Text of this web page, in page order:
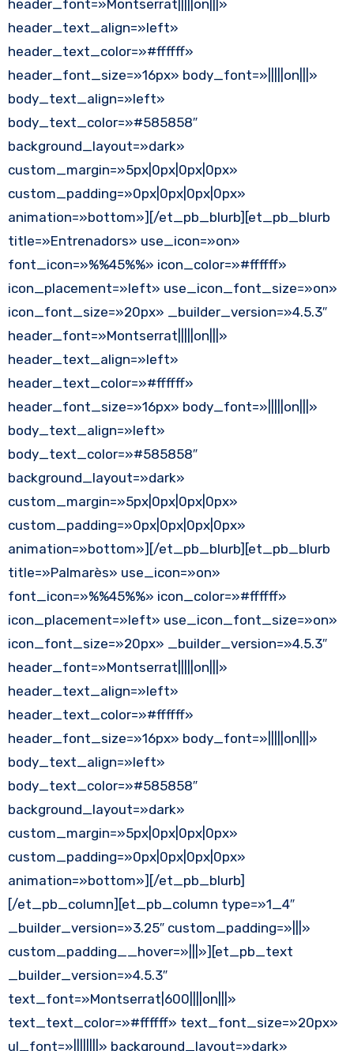
header_font=»Montserrat|||||on|||»
header_text_align=»left»
header_text_color=»#ffffff»
header_font_size=»16px» body_font=»|||||on|||»
body_text_align=»left»
body_text_color=»#585858″
background_layout=»dark»
custom_margin=»5px|0px|0px|0px»
custom_padding=»0px|0px|0px|0px»
animation=»bottom»][/et_pb_blurb][et_pb_blurb
title=»Entrenadors» use_icon=»on»
font_icon=»%%45%%» icon_color=»#ffffff»
icon_placement=»left» use_icon_font_size=»on»
icon_font_size=»20px» _builder_version=»4.5.3″
header_font=»Montserrat|||||on|||»
header_text_align=»left»
header_text_color=»#ffffff»
header_font_size=»16px» body_font=»|||||on|||»
body_text_align=»left»
body_text_color=»#585858″
background_layout=»dark»
custom_margin=»5px|0px|0px|0px»
custom_padding=»0px|0px|0px|0px»
animation=»bottom»][/et_pb_blurb][et_pb_blurb
title=»Palmarès» use_icon=»on»
font_icon=»%%45%%» icon_color=»#ffffff»
icon_placement=»left» use_icon_font_size=»on»
icon_font_size=»20px» _builder_version=»4.5.3″
header_font=»Montserrat|||||on|||»
header_text_align=»left»
header_text_color=»#ffffff»
header_font_size=»16px» body_font=»|||||on|||»
body_text_align=»left»
body_text_color=»#585858″
background_layout=»dark»
custom_margin=»5px|0px|0px|0px»
custom_padding=»0px|0px|0px|0px»
animation=»bottom»][/et_pb_blurb]
[/et_pb_column][et_pb_column type=»1_4″
_builder_version=»3.25″ custom_padding=»|||»
custom_padding__hover=»|||»][et_pb_text
_builder_version=»4.5.3″
text_font=»Montserrat|600||||on|||»
text_text_color=»#ffffff» text_font_size=»20px»
ul_font=»||||||||» background_layout=»dark»